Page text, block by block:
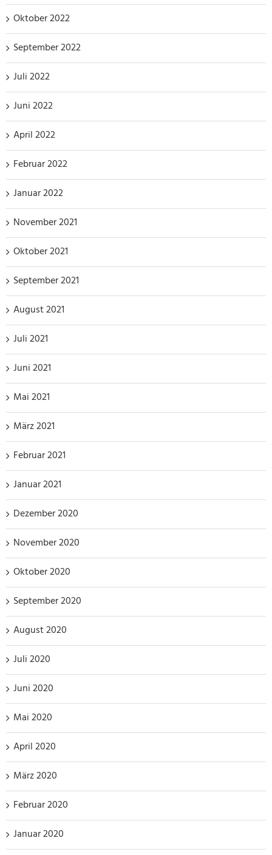
Oktober 2022
September 2022
Juli 2022
Juni 2022
April 2022
Februar 2022
Januar 2022
November 2021
Oktober 2021
September 2021
August 2021
Juli 2021
Juni 2021
Mai 2021
März 2021
Februar 2021
Januar 2021
Dezember 2020
November 2020
Oktober 2020
September 2020
August 2020
Juli 2020
Juni 2020
Mai 2020
April 2020
März 2020
Februar 2020
Januar 2020